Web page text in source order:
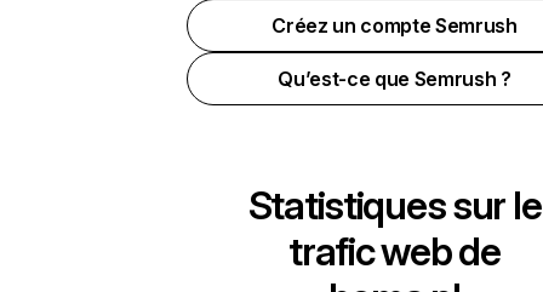
Créez un compte Semrush
Qu’est-ce que Semrush ?
Statistiques sur le
trafic web de